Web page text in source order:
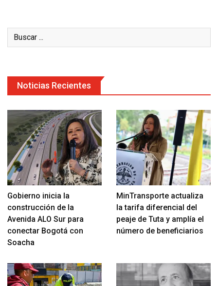
Noticias Recientes
Gobierno inicia la
construcción de la
Avenida ALO Sur para
conectar Bogotá con
Soacha
MinTransporte actualiza
la tarifa diferencial del
peaje de Tuta y amplía el
número de beneficiarios